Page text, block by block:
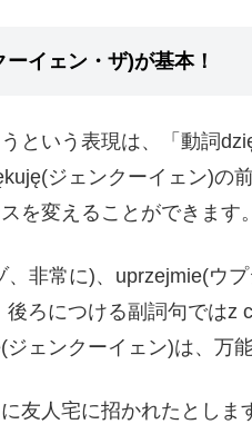
イェン・ザ)が基本！
という表現は、「動詞
ジェンクーイェン)の
を変えることができます。
非常に)、uprzejmie(ウ
ろにつける副詞句ではz
ェンクーイェン)は、万
友人宅に招かれたとし